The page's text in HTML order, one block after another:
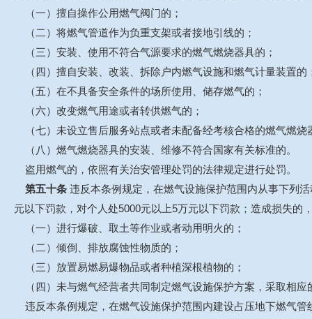
（一）擅自操作公用燃气阀门的；
（二）将燃气管道作为负重支架或者接地引线的；
（三）安装、使用不符合气源要求的燃气燃烧器具的；
（四）擅自安装、改装、拆除户内燃气设施和燃气计量装置的
（五）在不具备安全条件的场所使用、储存燃气的；
（六）改变燃气用途或者转供燃气的；
（七）未设立售后服务站点或者未配备经考核合格的燃气燃烧
（八）燃气燃烧器具的安装、维修不符合国家有关标准的。
盗用燃气的，依照有关治安管理处罚的法律规定进行处罚。
第五十条 违反本条例规定，在燃气设施保护范围内从事下列
元以下罚款，对个人处5000元以上5万元以下罚款；造成损失
（一）进行爆破、取土等作业或者动用明火的；
（二）倾倒、排放腐蚀性物质的；
（三）放置易燃易爆物品或者种植深根植物的；
（四）未与燃气经营者共同制定燃气设施保护方案，采取相
违反本条例规定，在燃气设施保护范围内建设占压地下燃气